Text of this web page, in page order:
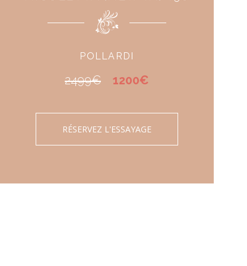
POLLARDI
2499€ 1200€
RÉSERVEZ L'ESSAYAGE